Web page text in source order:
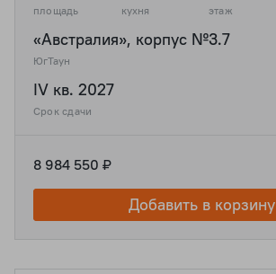
площадь кухня этаж
«Австралия», корпус №3.7
ЮгТаун
IV кв. 2027
Срок сдачи
8 984 550 ₽
Добавить в корзину